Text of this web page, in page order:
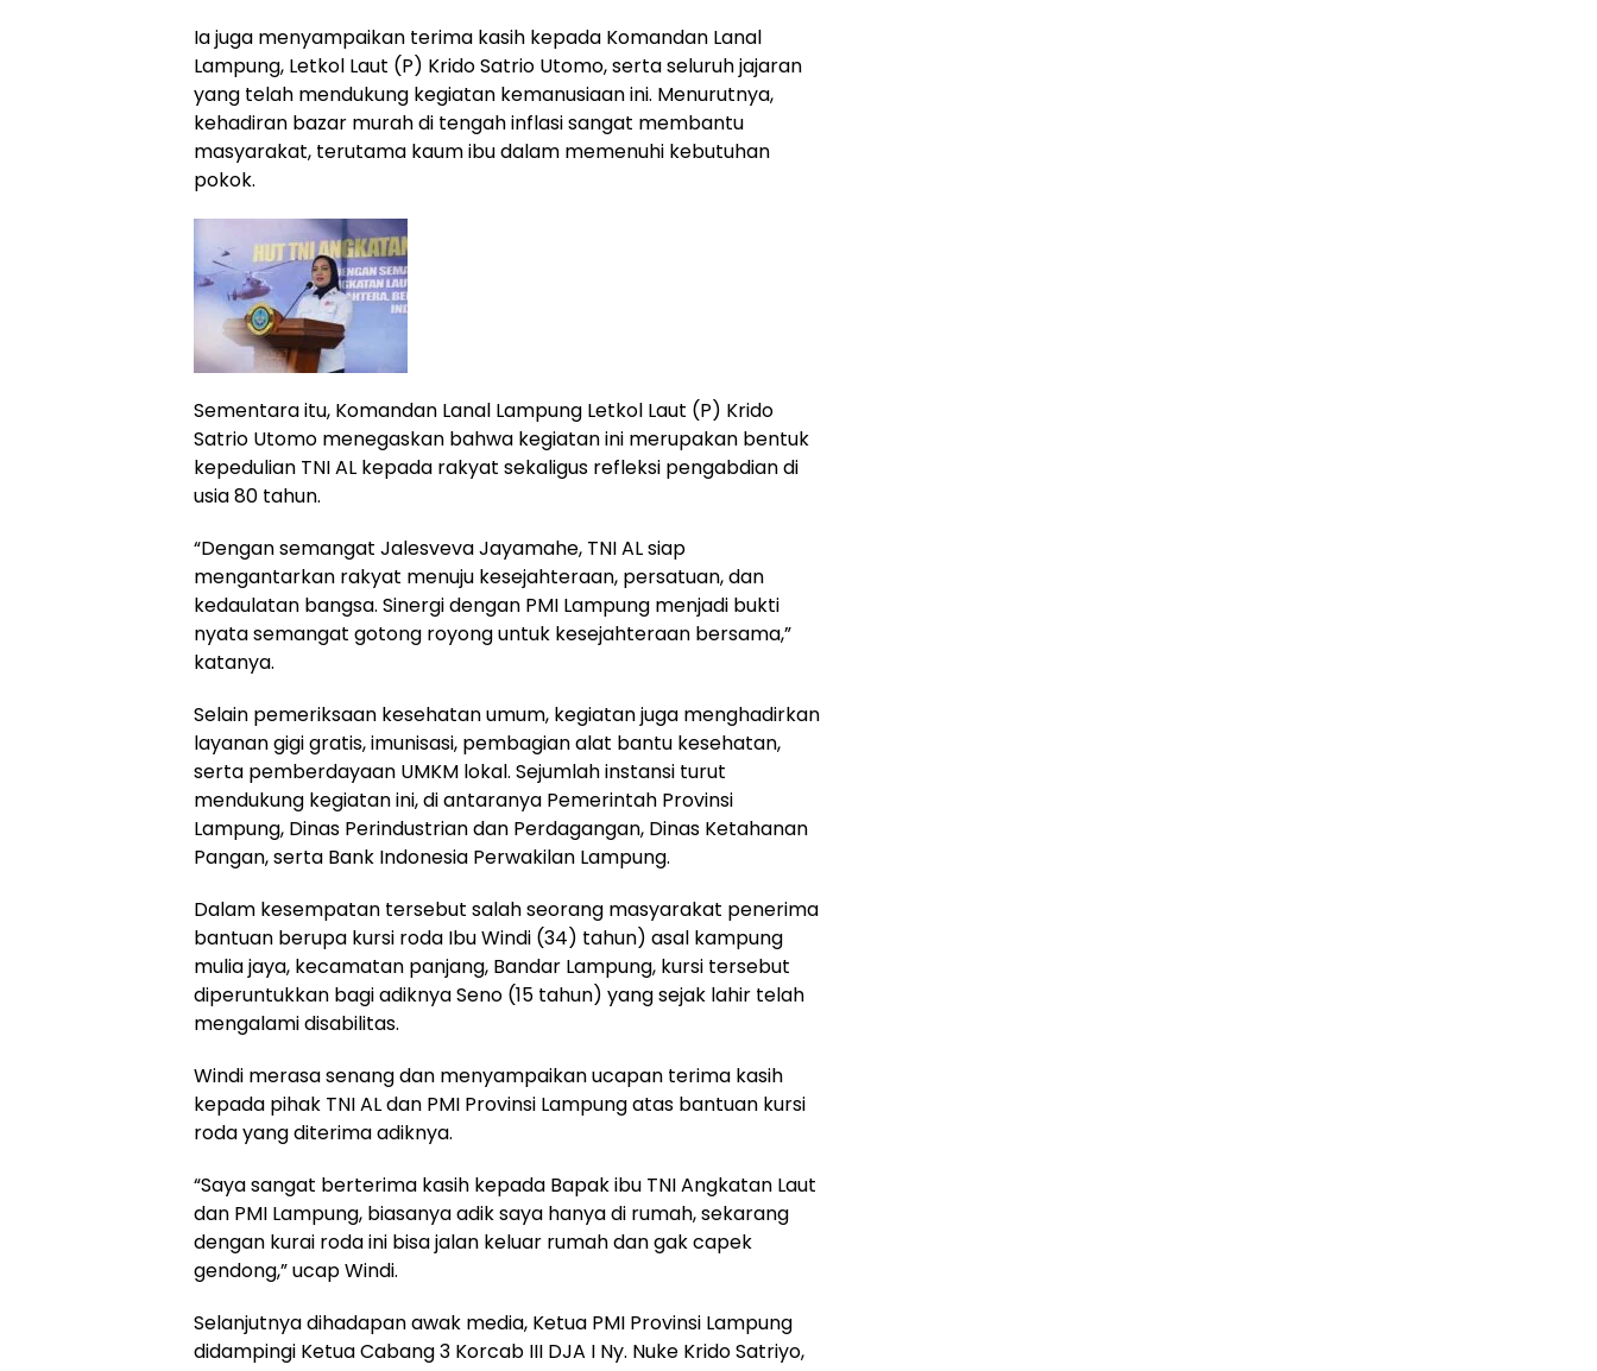
Ia juga menyampaikan terima kasih kepada Komandan Lanal
Lampung, Letkol Laut (P) Krido Satrio Utomo, serta seluruh jajaran
yang telah mendukung kegiatan kemanusiaan ini. Menurutnya,
kehadiran bazar murah di tengah inflasi sangat membantu
masyarakat, terutama kaum ibu dalam memenuhi kebutuhan
pokok.
Sementara itu, Komandan Lanal Lampung Letkol Laut (P) Krido
Satrio Utomo menegaskan bahwa kegiatan ini merupakan bentuk
kepedulian TNI AL kepada rakyat sekaligus refleksi pengabdian di
usia 80 tahun.
“Dengan semangat Jalesveva Jayamahe, TNI AL siap
mengantarkan rakyat menuju kesejahteraan, persatuan, dan
kedaulatan bangsa. Sinergi dengan PMI Lampung menjadi bukti
nyata semangat gotong royong untuk kesejahteraan bersama,”
katanya.
Selain pemeriksaan kesehatan umum, kegiatan juga menghadirkan
layanan gigi gratis, imunisasi, pembagian alat bantu kesehatan,
serta pemberdayaan UMKM lokal. Sejumlah instansi turut
mendukung kegiatan ini, di antaranya Pemerintah Provinsi
Lampung, Dinas Perindustrian dan Perdagangan, Dinas Ketahanan
Pangan, serta Bank Indonesia Perwakilan Lampung.
Dalam kesempatan tersebut salah seorang masyarakat penerima
bantuan berupa kursi roda Ibu Windi (34) tahun) asal kampung
mulia jaya, kecamatan panjang, Bandar Lampung, kursi tersebut
diperuntukkan bagi adiknya Seno (15 tahun) yang sejak lahir telah
mengalami disabilitas.
Windi merasa senang dan menyampaikan ucapan terima kasih
kepada pihak TNI AL dan PMI Provinsi Lampung atas bantuan kursi
roda yang diterima adiknya.
“Saya sangat berterima kasih kepada Bapak ibu TNI Angkatan Laut
dan PMI Lampung, biasanya adik saya hanya di rumah, sekarang
dengan kurai roda ini bisa jalan keluar rumah dan gak capek
gendong,” ucap Windi.
Selanjutnya dihadapan awak media, Ketua PMI Provinsi Lampung
didampingi Ketua Cabang 3 Korcab III DJA I Ny. Nuke Krido Satriyo,